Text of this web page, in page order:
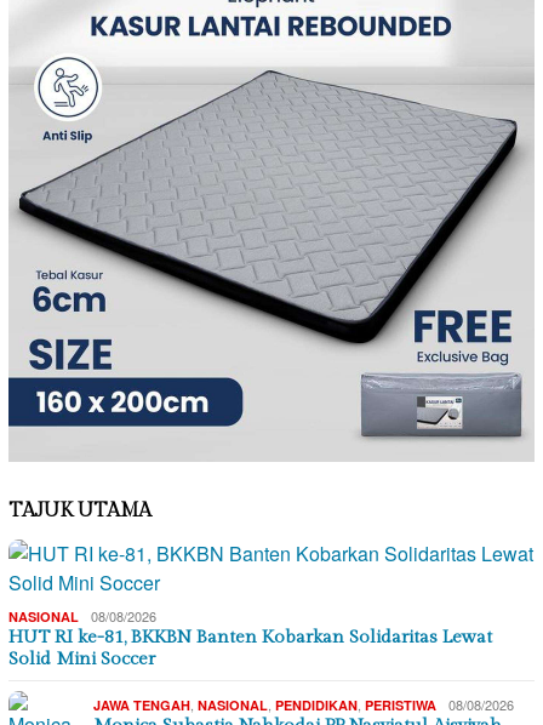
TAJUK UTAMA
NASIONAL 08/08/2026
HUT RI ke-81, BKKBN Banten Kobarkan Solidaritas Lewat
Solid Mini Soccer
JAWA TENGAH, NASIONAL, PENDIDIKAN, PERISTIWA 08/08/2026